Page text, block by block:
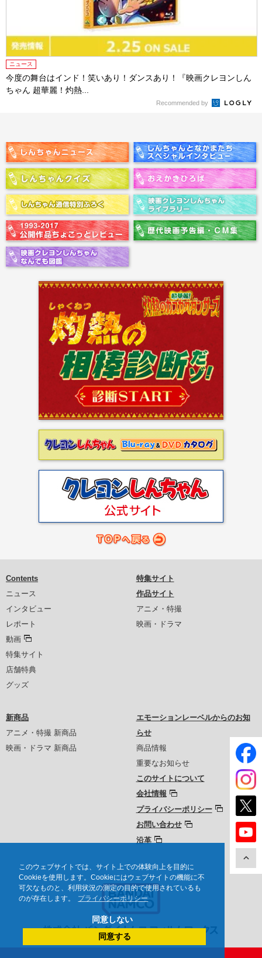
このウェブサイトでは、サイト上での体験向上を目的に
Cookieを使用します。Cookieにはウェブサイトの機能に不
可欠なものと、利用状況の測定の目的で使用されているも
のが存在します。
プライバシーポリシー
同意しない
同意する
ニュース
今度の舞台はインド！笑いあり！ダンスあり！『映画クレヨンしん
ちゃん 超華麗！灼熱...
Recommended by
Contents
ニュース
インタビュー
レポート
動画
特集サイト
店舗特典
グッズ
特集サイト
作品サイト
アニメ・特撮
映画・ドラマ
新商品
アニメ・特撮 新商品
映画・ドラマ 新商品
エモーションレーベルからのお知
らせ
商品情報
重要なお知らせ
このサイトについて
会社情報
プライバシーポリシー
お問い合わせ
沿革